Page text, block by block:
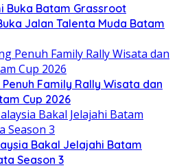
Buka Batam Grassroot
Jalan Talenta Muda Batam
Family Rally Wisata dan
Cup 2026
Bakal Jelajahi Batam
Season 3